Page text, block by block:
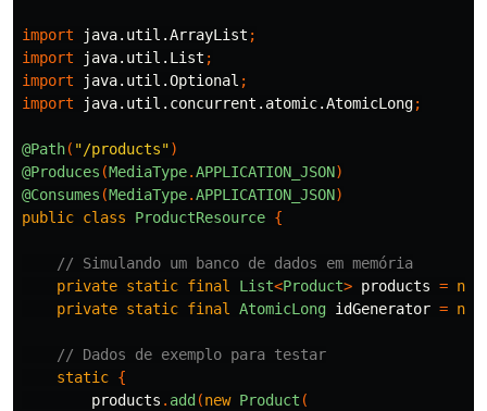
import java.util.ArrayList ;
import
java.util.List ;
import
java.util.Optional ;
import
java.util.concurrent.atomic.AtomicLong;
@Path( "/products")
@Produces (MediaType.APPLICATION_JSON)
@Consumes (MediaType.APPLICATION_JSON)
public class ProductResource {
// Simulando um banco de dados em memória
private static final List<Product> products = new
private static final AtomicLong idGenerator = new
// Dados de exemplo para testar
static {
products . add (new Product (